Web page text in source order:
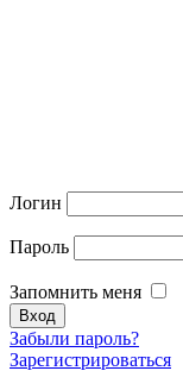
Логин
Пароль
Запомнить меня
Забыли пароль?
Зарегистрироваться